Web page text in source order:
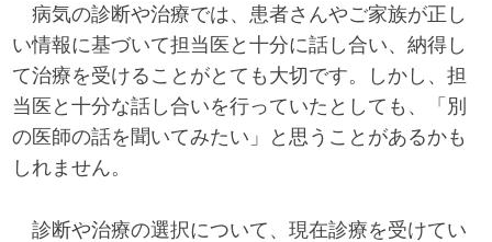
病気の診断や治療では、患者さんやご家族が正し
い情報に基づいて担当医と十分に話し合い、納得し
て治療を受けることがとても大切です。しかし、担
当医と十分な話し合いを行っていたとしても、「別
の医師の話を聞いてみたい」と思うことがあるかも
しれません。
診断や治療の選択について、現在診療を受けてい